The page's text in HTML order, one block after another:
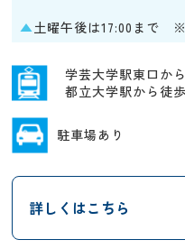
▲土曜午後は17:00まで
学芸大学駅東口か
都立大学駅から徒
駐車場あり
詳しくはこちら